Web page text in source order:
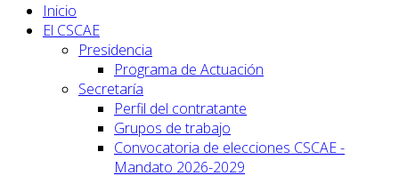
Inicio
El CSCAE
Presidencia
Programa de Actuación
Secretaría
Perfil del contratante
Grupos de trabajo
Convocatoria de elecciones CSCAE -
Mandato 2026-2029